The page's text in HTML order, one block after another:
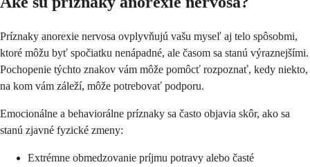
Príznaky anorexie nervosa ovplyvňujú vašu myseľ aj telo spôsobmi,
ktoré môžu byť spočiatku nenápadné, ale časom sa stanú výraznejšími.
Pochopenie týchto znakov vám môže pomôcť rozpoznať, kedy niekto,
na kom vám záleží, môže potrebovať podporu.
Emocionálne a behaviorálne príznaky sa často objavia skôr, ako sa
stanú zjavné fyzické zmeny:
Extrémne obmedzovanie príjmu potravy alebo časté